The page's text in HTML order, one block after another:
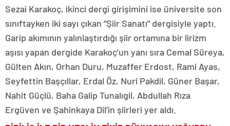
Sezai Karakoç, ikinci dergi girişimini ise üniversite son
sınıftayken iki sayı çıkan “Şiir Sanatı” dergisiyle yaptı.
Garip akımının yalınlaştırdığı şiir ortamına bir lirizm
aşısı yapan dergide Karakoç’un yanı sıra Cemal Süreya,
Gülten Akın, Orhan Duru, Muzaffer Erdost, Rami Ayas,
Seyfettin Başçıllar, Erdal Öz, Nuri Pakdil, Güner Başar,
Nahit Güçlü, Baha Galip Tunalıgil, Abdullah Rıza
Ergüven ve Şahinkaya Dil’in şiirleri yer aldı.